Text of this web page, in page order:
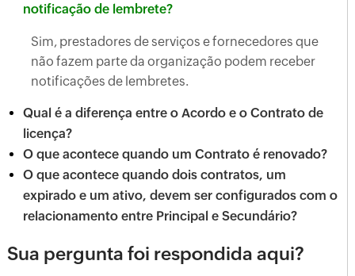
notificação de lembrete?
Sim, prestadores de serviços e fornecedores que
não fazem parte da organização podem receber
notificações de lembretes.
Qual é a diferença entre o Acordo e o Contrato de
licença?
O que acontece quando um Contrato é renovado?
O que acontece quando dois contratos, um
expirado e um ativo, devem ser configurados com o
relacionamento entre Principal e Secundário?
Sua pergunta foi respondida aqui?